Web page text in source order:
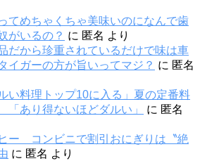
てめちゃくちゃ美味いのになんで歯
がいるの？ に 匿名 より
だから珍重されているだけで味は車
イガーの方が旨いってマジ？ に 匿名
い料理トップ10に入る」夏の定番料
あり得ないほどダルい」
に 匿名
ー コンビニで割引おにぎりは〝絶
に 匿名 より